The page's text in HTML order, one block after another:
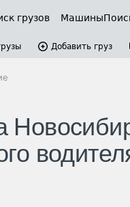
грузов Машины
Добавить груз